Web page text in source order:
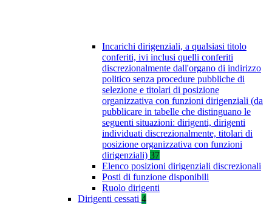
Incarichi dirigenziali, a qualsiasi titolo
conferiti, ivi inclusi quelli conferiti
discrezionalmente dall'organo di indirizzo
politico senza procedure pubbliche di
selezione e titolari di posizione
organizzativa con funzioni dirigenziali (da
pubblicare in tabelle che distinguano le
seguenti situazioni: dirigenti, dirigenti
individuati discrezionalmente, titolari di
posizione organizzativa con funzioni
dirigenziali) 37
Elenco posizioni dirigenziali discrezionali
Posti di funzione disponibili
Ruolo dirigenti
Dirigenti cessati 4